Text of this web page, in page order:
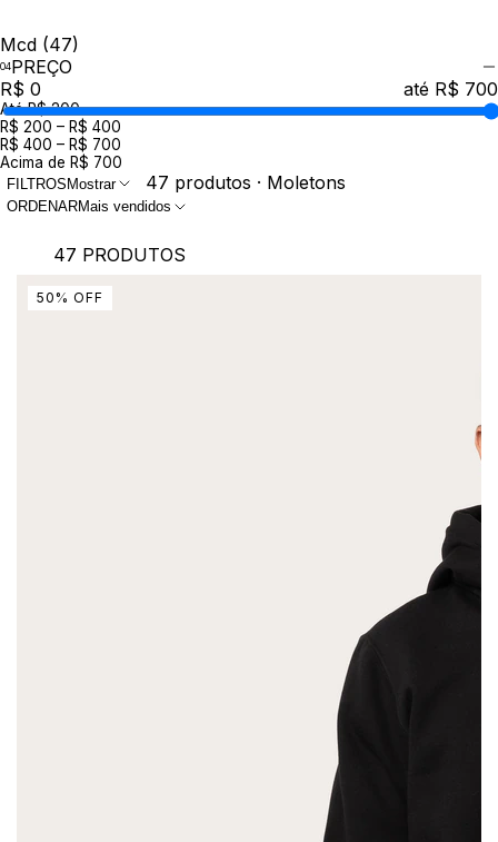
Mcd (47)
PREÇO
R$ 0
até R$ 700
Até R$ 200
R$ 200 – R$ 400
R$ 400 – R$ 700
Acima de R$ 700
FILTROS Mostrar 47 produtos · Moletons
ORDENARMais vendidos
47 PRODUTOS
50 % OFF